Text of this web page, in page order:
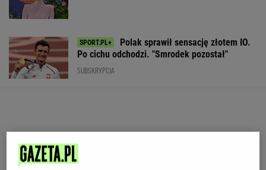
Polak sprawił sensację złotem IO.
Po cichu odchodzi. "Smrodek pozostał"
SUBSKRYPCJA